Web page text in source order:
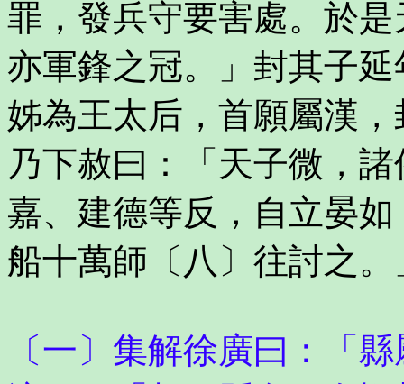
罪，發兵守要害處。於
亦軍鋒之冠。」封其子
姊為王太后，首願屬漢
乃下赦曰：「天子微，
嘉、建德等反，自立晏
船十萬師〔八〕往討之。
〔一〕集解徐廣曰：「